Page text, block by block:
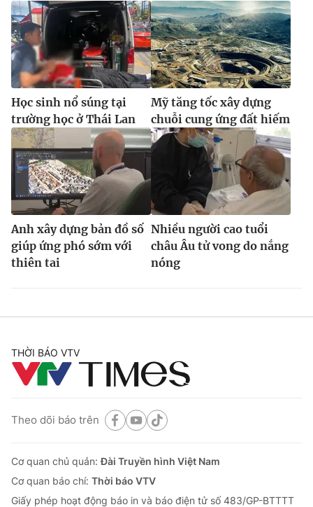
Học sinh nổ súng tại
trường học ở Thái Lan
Mỹ tăng tốc xây dựng
chuỗi cung ứng đất hiếm
Anh xây dựng bản đồ số
giúp ứng phó sớm với
thiên tai
Nhiều người cao tuổi
châu Âu tử vong do nắng
nóng
THỜI BÁO VTV
Theo dõi báo trên
Cơ quan chủ quản:Đài Truyền hình Việt Nam
Cơ quan báo chí: Thời báo VTV
Giấy phép hoạt động báo in và báo điện tử số 483/GP-BTTTT